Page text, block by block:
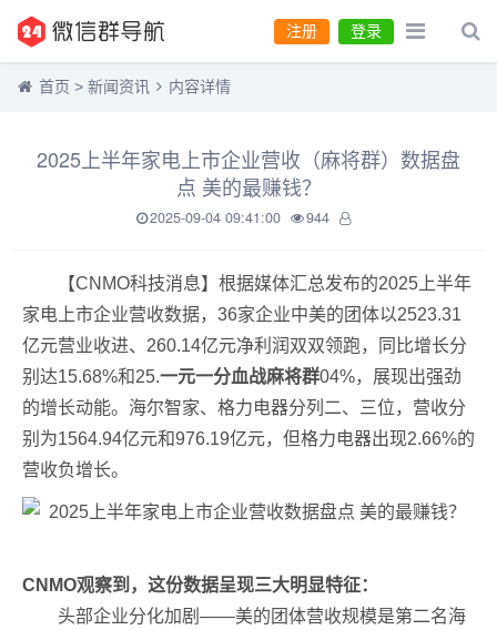
登录
注册
首页 > 新闻资讯 内容详情
2025上半年家电上市企业营收（麻将群）数据盘
点 美的最赚钱？
2025-09-04 09:41:00 944
【CNMO科技消息】根据媒体汇总发布的2025上半年
家电上市企业营收数据，36家企业中美的团体以2523.31
亿元营业收进、260.14亿元净利润双双领跑，同比增长分
别达15.68%和25.一元一分血战麻将群04%，展现出强劲
的增长动能。海尔智家、格力电器分列二、三位，营收分
别为1564.94亿元和976.19亿元，但格力电器出现2.66%的
营收负增长。
CNMO观察到，这份数据呈现三大明显特征：
头部企业分化加剧——美的团体营收规模是第二名海